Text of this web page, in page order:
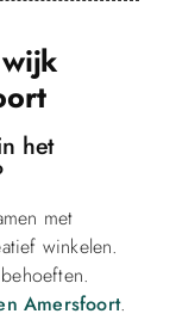
het
met
winkelen.
Amersfoort.